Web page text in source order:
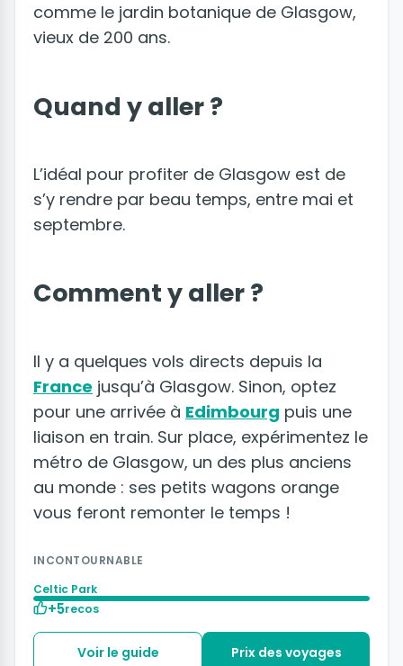
comme le jardin botanique de Glasgow,
vieux de 200 ans.
Quand y aller ?
L’idéal pour profiter de Glasgow est de
s’y rendre par beau temps, entre mai et
septembre.
Comment y aller ?
Il y a quelques vols directs depuis la
France jusqu’à Glasgow. Sinon, optez
pour une arrivée à Edimbourg puis une
liaison en train. Sur place, expérimentez le
métro de Glasgow, un des plus anciens
au monde : ses petits wagons orange
vous feront remonter le temps !
INCONTOURNABLE
Celtic Park
+5recos
Voir le guide Prix des voyages